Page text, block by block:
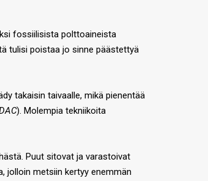
fossiilisista polttoaineista
tulisi poistaa jo sinne päästettyä
takaisin taivaalle, mikä pienentää
). Molempia tekniikoita
Puut sitovat ja varastoivat
jolloin metsiin kertyy enemmän